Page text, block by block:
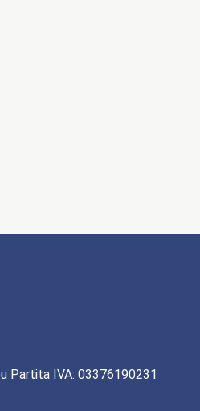
Partita IVA: 03376190231